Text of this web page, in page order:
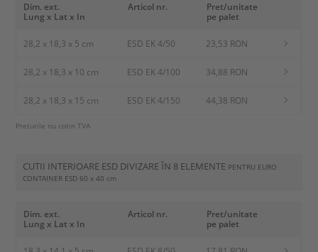
Dim. ext.
Lung x Lat x In
Articol nr.
Pret/unitate
pe palet
28,2 x 18,3 x 5 cm ESD EK 4/50 23,53 RON
28,2 x 18,3 x 10 cm ESD EK 4/100 34,88 RON
28,2 x 18,3 x 15 cm ESD EK 4/150 44,38 RON
Preturile nu cotin TVA
CUTII INTERIOARE ESD DIVIZARE ÎN 8 ELEMENTE PENTRU EURO
CONTAINER ESD 60 x 40 cm
Dim. ext.
Lung x Lat x In
Articol nr.
Pret/unitate
pe palet